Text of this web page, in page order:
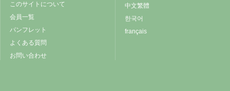
このサイトについて
会員一覧
パンフレット
よくある質問
お問い合わせ
中文繁體
한국어
français